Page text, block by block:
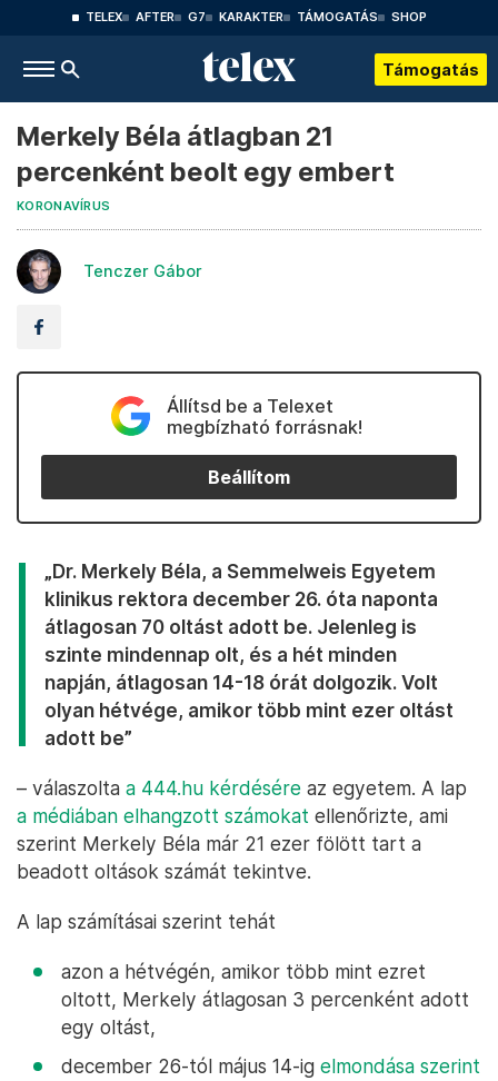
TELEX AFTER G7 KARAKTER TÁMOGATÁS SHOP
Támogatás
Merkely Béla átlagban 21
percenként beolt egy embert
KORONAVÍRUS
Tenczer Gábor
Állítsd be a Telexet
megbízható forrásnak!
Beállítom
„Dr. Merkely Béla, a Semmelweis Egyetem
klinikus rektora december 26. óta naponta
átlagosan 70 oltást adott be. Jelenleg is
szinte mindennap olt, és a hét minden
napján, átlagosan 14-18 órát dolgozik. Volt
olyan hétvége, amikor több mint ezer oltást
adott be”
– válaszolta a 444.hu kérdésére az egyetem. A lap
a médiában elhangzott számokat ellenőrizte, ami
szerint Merkely Béla már 21 ezer fölött tart a
beadott oltások számát tekintve.
A lap számításai szerint tehát
azon a hétvégén, amikor több mint ezret
oltott, Merkely átlagosan 3 percenként adott
egy oltást,
december 26-tól május 14-ig elmondása szerint